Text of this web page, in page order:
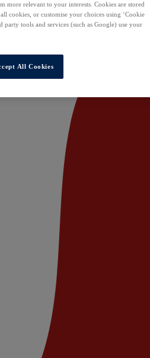
more relevant to your interests. Cookies are stored
cookies, or customise your choices using ‘Cookie
tools and services (such as Google) use your
All Cookies